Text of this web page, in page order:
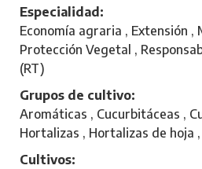
G
a
u
,
L
u
Especialidad
Economía agraria , Extensión ,
Protección Vegetal ,
(RT)
Grupos de cultivo
Aromáticas , Cucurbitáceas ,
Hortalizas , Hortalizas de hoja
Cultivos